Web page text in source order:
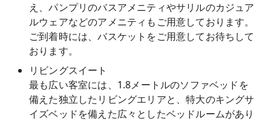
え、パンプリのバスアメニティやサリルのカジュア
ルウェアなどのアメニティもご用意しております。
ご到着時には、バスケットをご用意してお待ちして
おります。
リビングスイート
最も広い客室には、1.8メートルのソファベッドを
備えた独立したリビングエリアと、特大のキングサ
イズベッドを備えた広々としたベッドルームがあり